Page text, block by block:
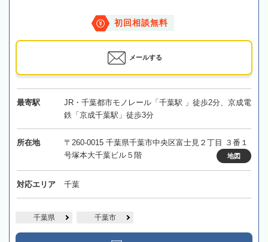
初回相談無料
メールする
最寄駅
JR・千葉都市モノレール「千葉駅 」徒歩2分、京成電
鉄「京成千葉駅」徒歩3分
所在地
〒260-0015 千葉県千葉市中央区富士見２丁目 ３番１
号塚本大千葉ビル５階
地図
対応エリア 千葉
千葉県 千葉市